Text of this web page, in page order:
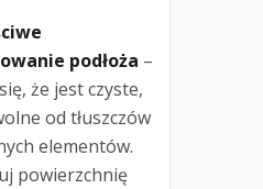
podłoża –
że jest czyste,
od tłuszczów
elementów.
powierzchnię